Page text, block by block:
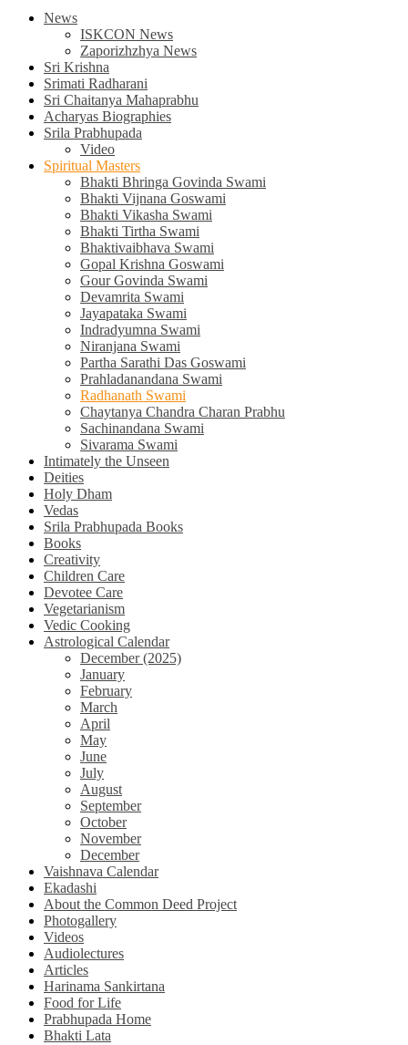
News
ISKCON News
Zaporizhzhya News
Sri Krishna
Srimati Radharani
Sri Chaitanya Mahaprabhu
Acharyas Biographies
Srila Prabhupada
Video
Spiritual Masters
Bhakti Bhringa Govinda Swami
Bhakti Vijnana Goswami
Bhakti Vikasha Swami
Bhakti Tirtha Swami
Bhaktivaibhava Swami
Gopal Krishna Goswami
Gour Govinda Swami
Devamrita Swami
Jayapataka Swami
Indradyumna Swami
Niranjana Swami
Partha Sarathi Das Goswami
Prahladanandana Swami
Radhanath Swami
Chaytanya Chandra Charan Prabhu
Sachinandana Swami
Sivarama Swami
Intimately the Unseen
Deities
Holy Dham
Vedas
Srila Prabhupada Books
Books
Creativity
Children Care
Devotee Care
Vegetarianism
Vedic Cooking
Astrological Calendar
December (2025)
January
February
March
April
May
June
July
August
September
October
November
December
Vaishnava Calendar
Ekadashi
About the Common Deed Project
Photogallery
Videos
Audiolectures
Articles
Harinama Sankirtana
Food for Life
Prabhupada Home
Bhakti Lata